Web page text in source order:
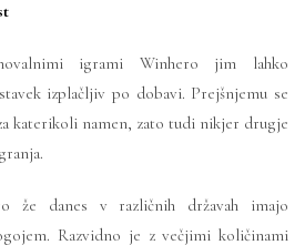
igrami Winhero jim lahko
izplačljiv po dobavi. Prejšnjemu se
katerikoli namen, zato tudi nikjer drugje
že danes v različnih državah imajo
Razvidno je z večjimi količinami